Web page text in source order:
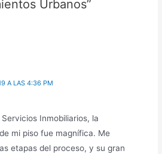
Urbanos”
A LAS 4:36 PM
Inmobiliarios, la
mi piso fue magnífica. Me
etapas del proceso, y su gran